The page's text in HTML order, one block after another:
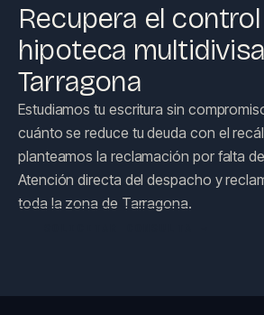
Recupera el
hipoteca
Tarragona
Estudiamos tu escritura sin
cuánto se reduce tu deuda con el
planteamos la reclamación por falta
Atención directa del despacho y
toda la zona de Tarragona.